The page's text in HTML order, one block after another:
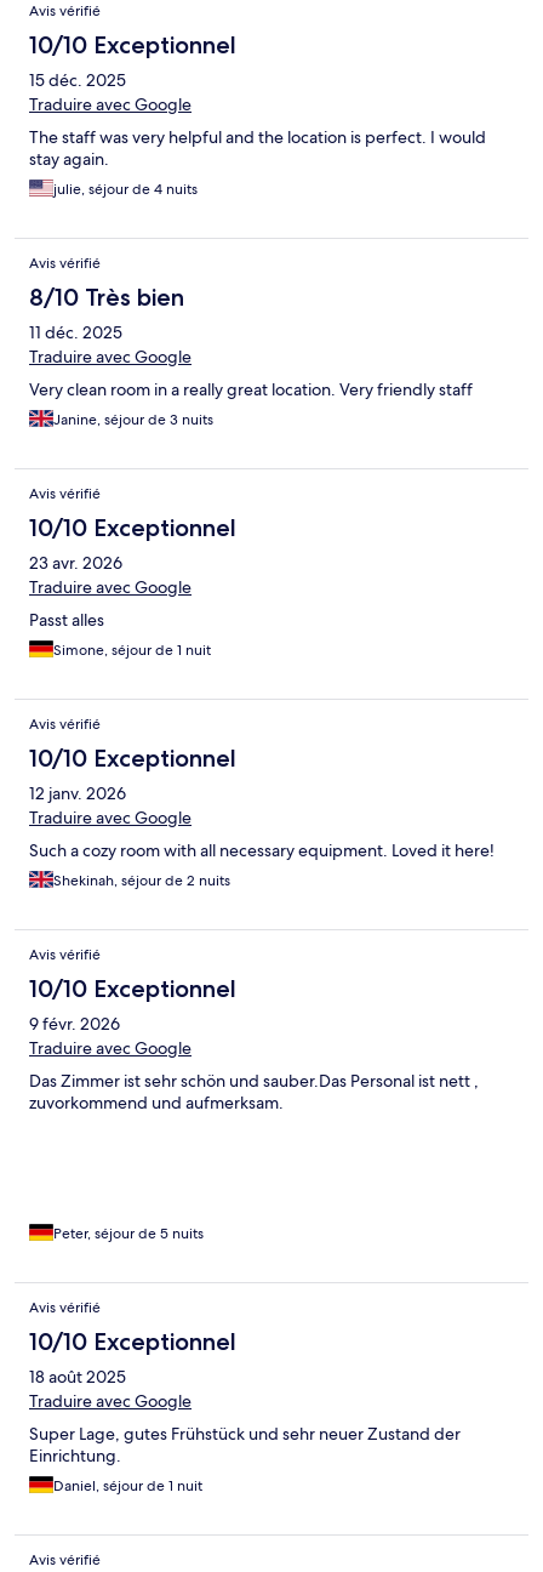
Avis vérifié
10/10 Exceptionnel
15 déc. 2025
Traduire avec Google
The staff was very helpful and the location is perfect. I would
stay again.
julie, séjour de 4 nuits
Avis vérifié
8/10 Très bien
11 déc. 2025
Traduire avec Google
Very clean room in a really great location. Very friendly staff
Janine, séjour de 3 nuits
Avis vérifié
10/10 Exceptionnel
23 avr. 2026
Traduire avec Google
Passt alles
Simone, séjour de 1 nuit
Avis vérifié
10/10 Exceptionnel
12 janv. 2026
Traduire avec Google
Such a cozy room with all necessary equipment. Loved it here!
Shekinah, séjour de 2 nuits
Avis vérifié
10/10 Exceptionnel
9 févr. 2026
Traduire avec Google
Das Zimmer ist sehr schön und sauber.Das Personal ist nett ,
zuvorkommend und aufmerksam.
Peter, séjour de 5 nuits
Avis vérifié
10/10 Exceptionnel
18 août 2025
Traduire avec Google
Super Lage, gutes Frühstück und sehr neuer Zustand der
Einrichtung.
Daniel, séjour de 1 nuit
Avis vérifié